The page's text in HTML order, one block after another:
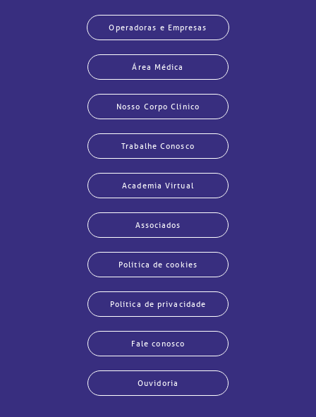
Operadoras e Empresas
Área Médica
Nosso Corpo Clínico
Trabalhe Conosco
Academia Virtual
Associados
Política de cookies
Política de privacidade
Fale conosco
Ouvidoria